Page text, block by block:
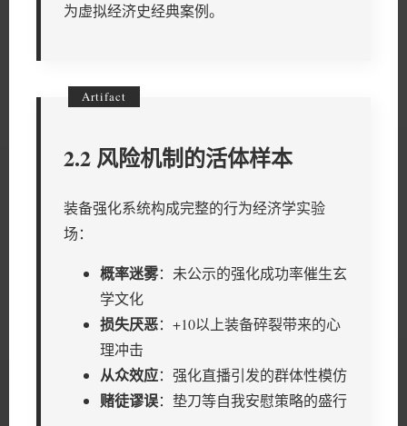
为虚拟经济史经典案例。
2.2 风险机制的活体样本
装备强化系统构成完整的行为经济学实验
场：
概率迷雾：未公示的强化成功率催生玄
学文化
损失厌恶：+10以上装备碎裂带来的心
理冲击
从众效应：强化直播引发的群体性模仿
赌徒谬误：垫刀等自我安慰策略的盛行